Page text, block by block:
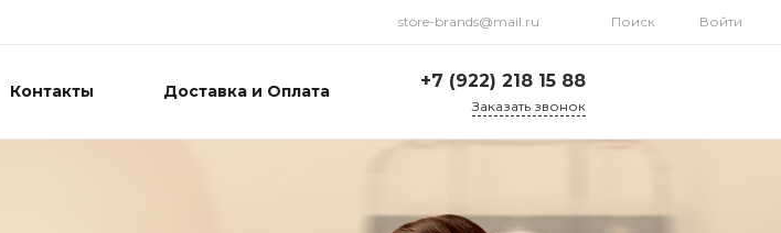
store-brands@mail.ru Поиск Войти
Контакты Доставка и Оплата
+7 (922) 218 15 88
Вс: Выходной
Заказать звонок